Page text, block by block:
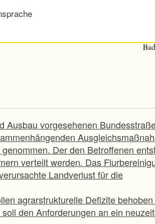
Ausbau vorgesehenen
Der den Betroffenen
verteilt werden. Das
Landverlust für die
agrarstrukturelle Defizite
den Anforderungen an ein